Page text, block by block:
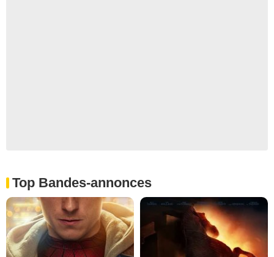
Top Bandes-annonces